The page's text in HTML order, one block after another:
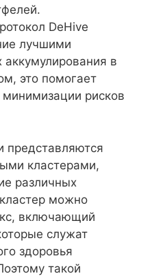
DeHive
лучшими
аккумулирования в
это помогает
рисков
представляются
кластерами,
различных
можно
включающий
служат
здоровья
такой